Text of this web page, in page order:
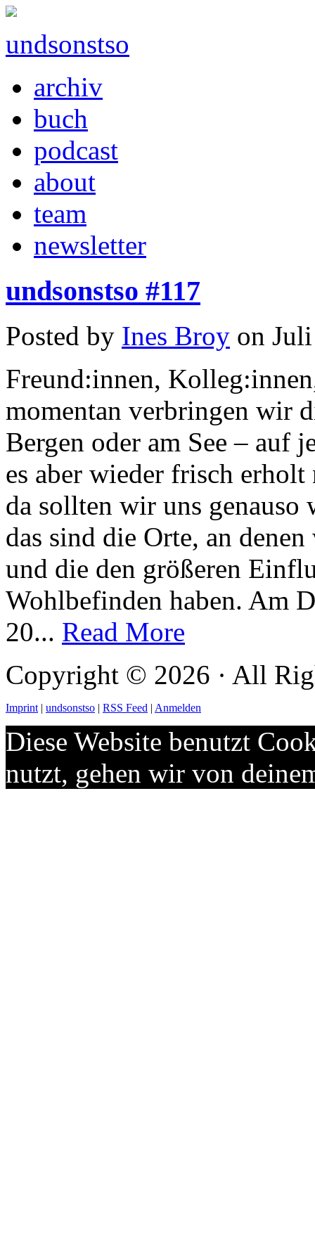
undsonstso
archiv
buch
podcast
about
team
newsletter
undsonstso #117
Posted by Ines Broy on
Freund:innen,
momentan verbringen wir
Bergen oder am See – auf
es aber wieder frisch
da sollten wir uns
das sind die Orte, an
und die den größeren
Wohlbefinden haben. Am
20... Read More
Copyright © 2026 · All
Imprint| undsonstso | RSS Feed | Anmelden
Diese Website benutzt
nutzt, gehen wir von